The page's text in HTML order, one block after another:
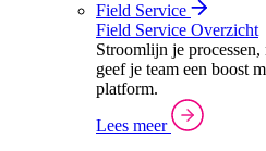
Field Service
Field Service Overzicht
Stroomlijn je processen,
geef je team een boost
platform.
Lees meer